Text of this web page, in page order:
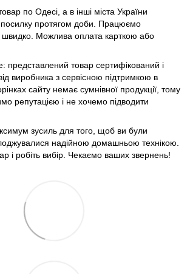
по Одесі, а в інші міста України
посилку протягом доби. Працюємо
швидко. Можлива оплата карткою або
представлений товар сертифікований і
виробника з сервісною підтримкою в
сайту немає сумнівної продукції, тому
репутацією і не хочемо підводити
зусиль для того, щоб ви були
надійною домашньою технікою.
і робіть вибір. Чекаємо ваших звернень!